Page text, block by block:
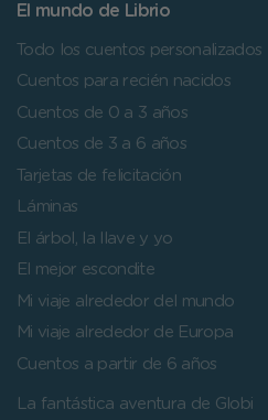
El mundo de Librio
Todo los cuentos personalizados
Cuentos para recién nacidos
Cuentos de 0 a 3 años
Cuentos de 3 a 6 años
Tarjetas de felicitación
Láminas
El árbol, la llave y yo
El mejor escondite
Mi viaje alrededor del mundo
Mi viaje alrededor de Europa
Cuentos a partir de 6 años
La fantástica aventura de Globi